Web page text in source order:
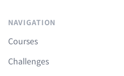
NAVIGATION
Courses
Challenges